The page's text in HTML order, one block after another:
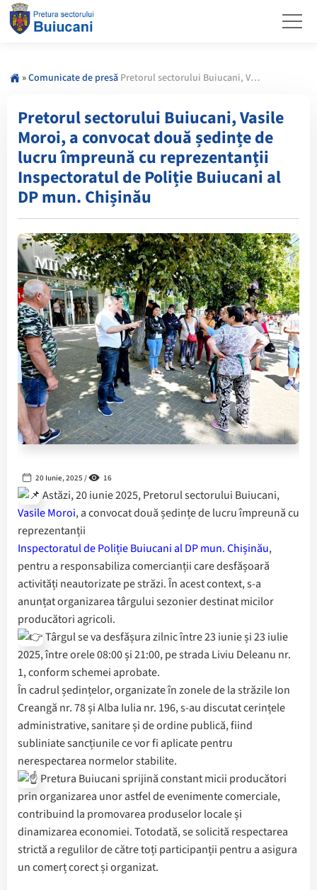
»Comunicate de presă Pretorul sectorului Buiucani, Vasile Moroi, a convocat două ședințe de lucru împreună cu reprezentanții Inspectoratul de Poliție Buiucani al DP mun. Chișinău
Pretorul sectorului Buiucani, Vasile
Moroi, a convocat două ședințe de
lucru împreună cu reprezentanții
Inspectoratul de Poliție Buiucani al
DP mun. Chișinău
20 Iunie, 2025 / 16
Astăzi, 20 iunie 2025, Pretorul sectorului Buiucani,
Vasile Moroi, a convocat două ședințe de lucru împreună cu
reprezentanții
Inspectoratul de Poliție Buiucani al DP mun. Chișinău,
pentru a responsabiliza comercianții care desfășoară
activități neautorizate pe străzi. În acest context, s-a
anunțat organizarea târgului sezonier destinat micilor
producători agricoli.
Târgul se va desfășura zilnic între 23 iunie și 23 iulie
2025, între orele 08:00 și 21:00, pe strada Liviu Deleanu nr.
1, conform schemei aprobate.
În cadrul ședințelor, organizate în zonele de la străzile Ion
Creangă nr. 78 și Alba Iulia nr. 196, s-au discutat cerințele
administrative, sanitare și de ordine publică, fiind
subliniate sancțiunile ce vor fi aplicate pentru
nerespectarea normelor stabilite.
Pretura Buiucani sprijină constant micii producători
prin organizarea unor astfel de evenimente comerciale,
contribuind la promovarea produselor locale și
dinamizarea economiei. Totodată, se solicită respectarea
strictă a regulilor de către toți participanții pentru a asigura
un comerț corect și organizat.